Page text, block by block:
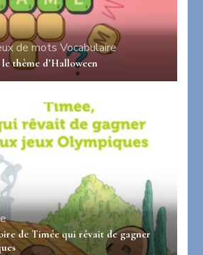
de mots Vocabulaire
thème d’Halloween
de Timée qui rêvait de gagner